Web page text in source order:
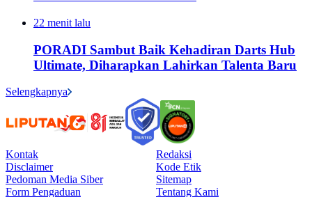
22 menit lalu
PORADI Sambut Baik Kehadiran Darts Hub
Ultimate, Diharapkan Lahirkan Talenta Baru
Selengkapnya
Kontak
Redaksi
Disclaimer
Kode Etik
Pedoman Media Siber
Sitemap
Form Pengaduan
Tentang Kami